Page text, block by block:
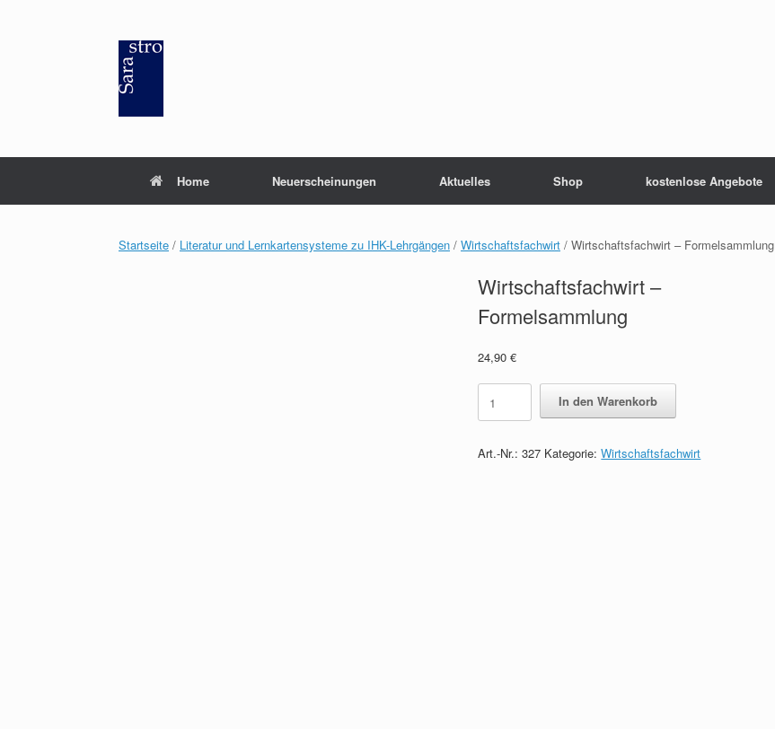
Home Neuerscheinungen Aktuelles Shop kostenlose Angebote
Startseite / Literatur und Lernkartensysteme zu IHK-Lehrgängen / Wirtschaftsfachwirt / Wirtschaftsfachwirt – Formelsammlung
Wirtschaftsfachwirt –
Formelsammlung
24,90€
Wirtschaftsfachwirt
Formelsammlung
In den Warenkorb
Art.-Nr.:327 Kategorie:Wirtschaftsfachwirt